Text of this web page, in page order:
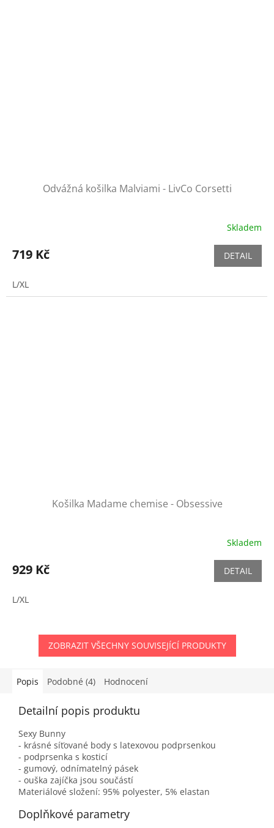
Odvážná košilka Malviami - LivCo Corsetti
Skladem
719 Kč DETAIL
L/XL
Košilka Madame chemise - Obsessive
Skladem
929 Kč DETAIL
L/XL
ZOBRAZIT VŠECHNY SOUVISEJÍCÍ PRODUKTY
Popis Podobné (4) Hodnocení
Detailní popis produktu
Sexy Bunny
- krásné síťované body s latexovou podprsenkou
- podprsenka s kosticí
- gumový, odnímatelný pásek
- ouška zajíčka jsou součástí
Materiálové složení: 95% polyester, 5% elastan
Doplňkové parametry